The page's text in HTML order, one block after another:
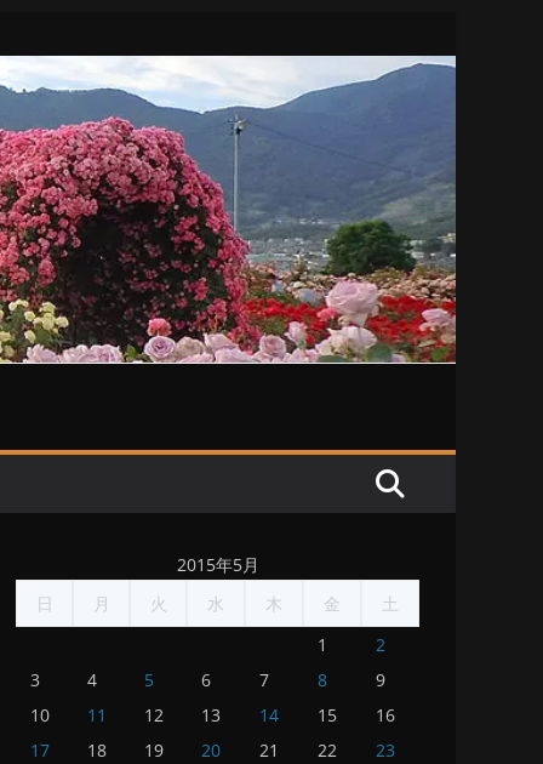
2015年5月
日
月 火 水 木 金
土
1
2
3
4 5 6 7 8
9
10
11 12 13 14 15
16
17
18 19 20 21 22
23